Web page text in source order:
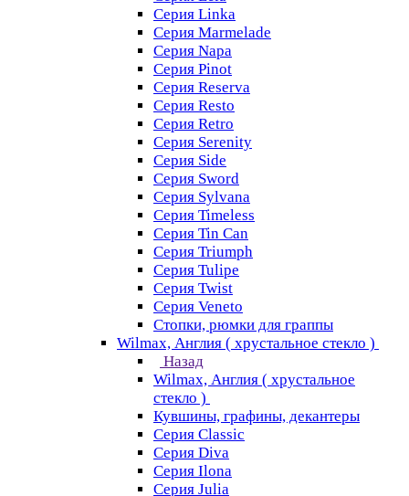
Серия Linka
Серия Marmelade
Серия Napa
Серия Pinot
Серия Reserva
Серия Resto
Серия Retro
Серия Serenity
Серия Side
Серия Sword
Серия Sуlvana
Серия Timeless
Серия Tin Can
Серия Triumph
Серия Tulipe
Серия Twist
Серия Veneto
Стопки, рюмки для граппы
Wilmax, Англия ( хрустальное стекло )
Назад
Wilmax, Англия ( хрустальное
стекло )
Кувшины, графины, декантеры
Серия Classic
Серия Diva
Серия Ilona
Серия Julia